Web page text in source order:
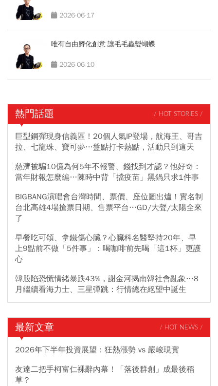
2026-06-17
唯有自由孵化創意 讓毛毛蟲變蝴蝶
2026-06-10
熱門話題 / HOT STORIES /
巨型鋼彈現身信義區！20個人氣IP登場，航海王、哥吉
拉、七龍珠、寶可夢…盤點打卡熱點，活動只到這天
慈濟被騙10億為何5年不報警、錢找到才認？他好奇：
當年財報怎麼編…陳時中背「擋疫苗」黑鍋只求1件事
BIGBANG演唱會台灣時間、票價、座位圖出爐！實名制
台北高雄4場搶票日期、售票平台…GD/大聲/太陽全來
了
早餐吃可頌、拿鐵傷心臟？心臟科名醫堅持20年、早
上9點前不做「5件事」：喝咖啡前先喝「這1杯」更護
心
韓股陷恐慌情緒暴跌43%，謝金河揭南韓社會亂象…8
月繼續看海力士、三星彈跳：行情總在絕望中誕生
最新文章 / HOT NEWS /
2026年下半年投資展望：狂熱漲勢 vs 嚴峻現實
友達二把手柯富仁裸辭內幕！「落後群創」成最後稻
草？